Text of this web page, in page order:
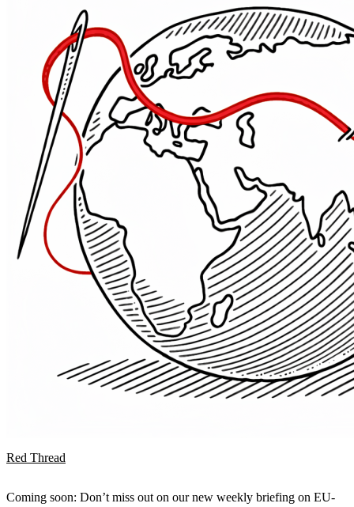
Red Thread
Coming soon: Don’t miss out on our new weekly briefing on EU-